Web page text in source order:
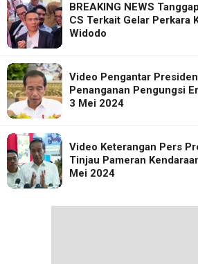
BREAKING NEWS
CS Terkait Gelar Perkara
Widodo
Video Pengantar
Penanganan Pengungsi
3 Mei 2024
Video Keterangan Pers
Tinjau Pameran
Mei 2024